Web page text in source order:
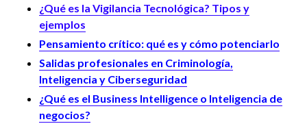
¿Qué es la Vigilancia Tecnológica? Tipos y
ejemplos
Pensamiento crítico: qué es y cómo potenciarlo
Salidas profesionales en Criminología,
Inteligencia y Ciberseguridad
¿Qué es el Business Intelligence o Inteligencia de
negocios?